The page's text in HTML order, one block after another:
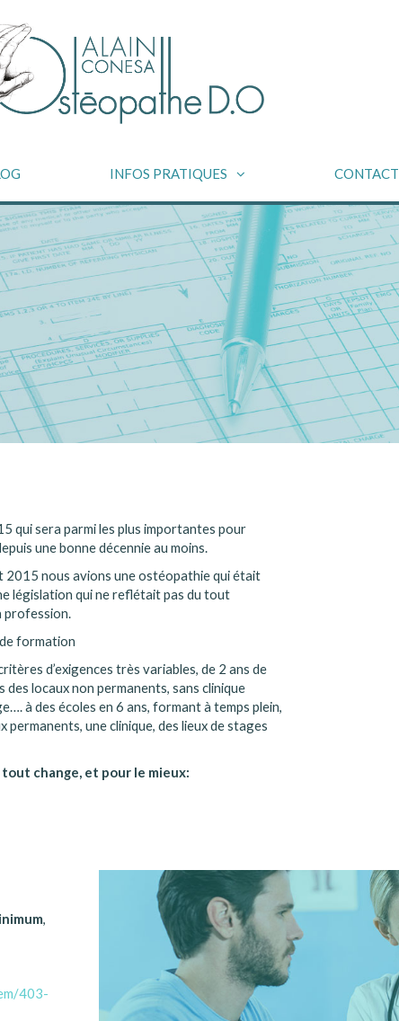
INFOS PRATIQUES CONTACT
qui sera parmi les plus importantes pour
une bonne décennie au moins.
2015 nous avions une ostéopathie qui était
législation qui ne reflétait pas du tout
profession.
formation
d’exigences très variables, de 2 ans de
des locaux non permanents, sans clinique
à des écoles en 6 ans, formant à temps plein,
permanents, une clinique, des lieux de stages
change, et pour le mieux:
,
403-